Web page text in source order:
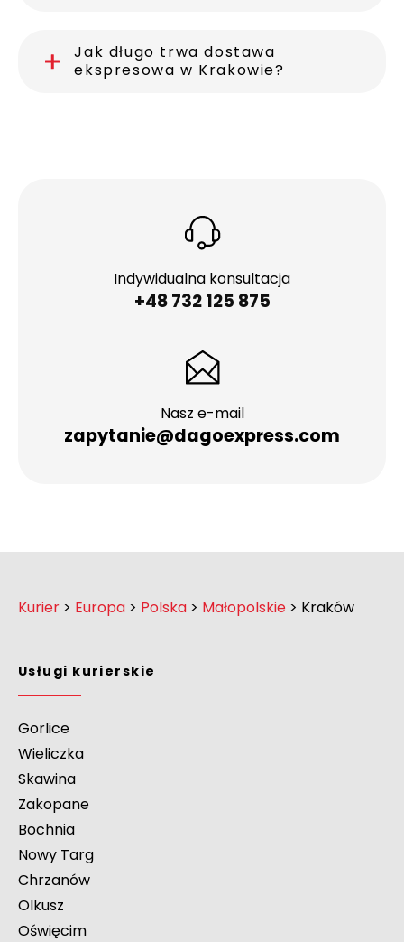
Jak długo trwa dostawa
ekspresowa w Krakowie?
Indywidualna konsultacja
+48 732 125 875
Nasz e-mail
zapytanie@dagoexpress.com
Kurier > Europa > Polska > Małopolskie > Kraków
Usługi kurierskie
Gorlice
Wieliczka
Skawina
Zakopane
Bochnia
Nowy Targ
Chrzanów
Olkusz
Oświęcim